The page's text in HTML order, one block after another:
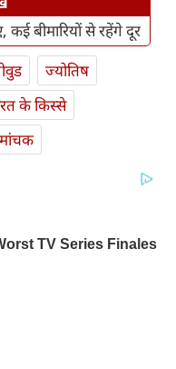
बीमारियों से रहेंगे दूर
ज्योतिष
के किस्से